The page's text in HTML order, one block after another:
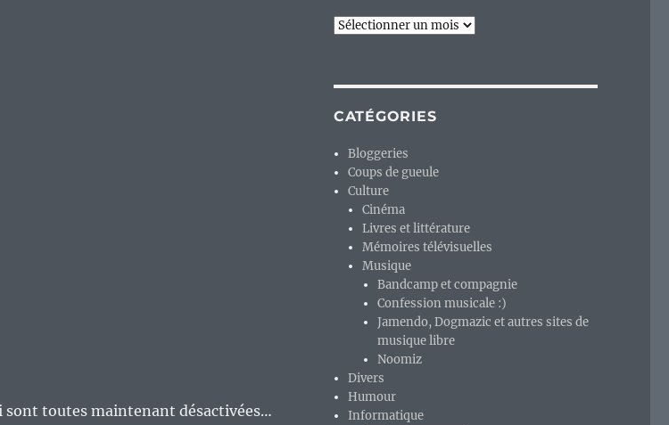
sont toutes maintenant désactivées…
Archives
CATÉGORIES
Bloggeries
Coups de gueule
Culture
Cinéma
Livres et littérature
Mémoires télévisuelles
Musique
Bandcamp et compagnie
Confession musicale :)
Jamendo, Dogmazic et autres sites de
musique libre
Noomiz
Divers
Humour
Informatique